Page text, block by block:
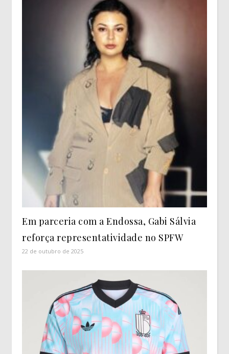
Em parceria com a Endossa, Gabi Sálvia
reforça representatividade no SPFW
22 de outubro de 2025